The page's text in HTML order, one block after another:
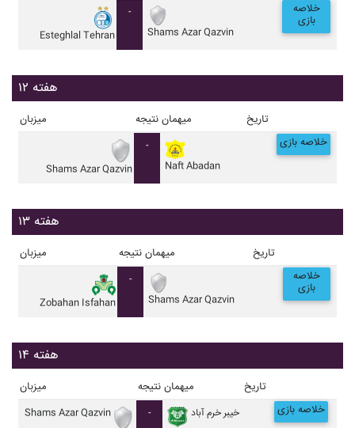
Esteghlal Tehran
-
Shams Azar Qazvin
خلاصه
بازی
هفته ۱۲
میزبان نتیجه میهمان تاریخ
Shams Azar Qazvin
-
Naft Abadan
خلاصه بازی
هفته ۱۳
میزبان نتیجه میهمان تاریخ
Zobahan Isfahan
-
Shams Azar Qazvin
خلاصه
بازی
هفته ۱۴
میزبان نتیجه میهمان تاریخ
Shams Azar Qazvin - خيبر خرم آباد خلاصه بازی